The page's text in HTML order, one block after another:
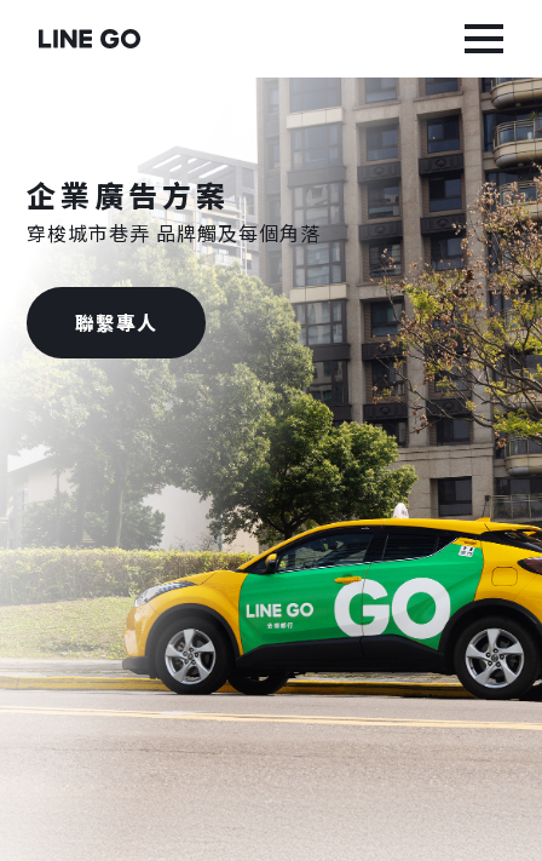
企業廣告方案
穿梭​城市​巷弄​ ​品牌觸​及​每​個角落
聯繫專人